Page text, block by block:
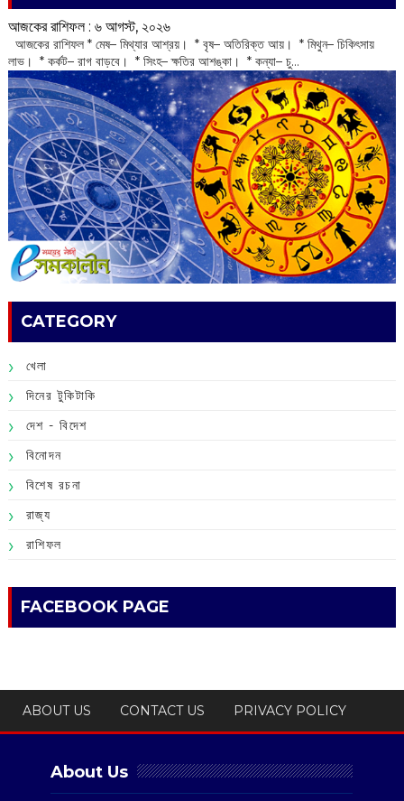
আজকের রাশিফল :‌ ‌‌৬ আগস্ট, ২০২৬
‌ আজকের রাশিফল * মেষ– মিথ্যার আশ্রয়। * বৃষ– অতিরিক্ত আয়। * মিথুন– চিকিৎসায়
লাভ। * কর্কট– রাগ বাড়বে। * সিংহ– ক্ষতির আশঙ্কা। * কন্যা– চু...
CATEGORY
খেলা
দিনের টুকিটাকি
দেশ - বিদেশ
বিনোদন
বিশেষ রচনা
রাজ্য
রাশিফল
FACEBOOK PAGE
ABOUT US CONTACT US PRIVACY POLICY
About Us